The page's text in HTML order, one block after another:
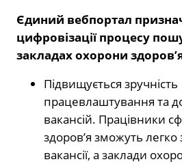
Єдиний вебпортал
цифровізації процесу
закладах охорони
Підвищується зручність
працевлаштування та
вакансій. Працівники
здоров’я зможуть легко
вакансії, а заклади